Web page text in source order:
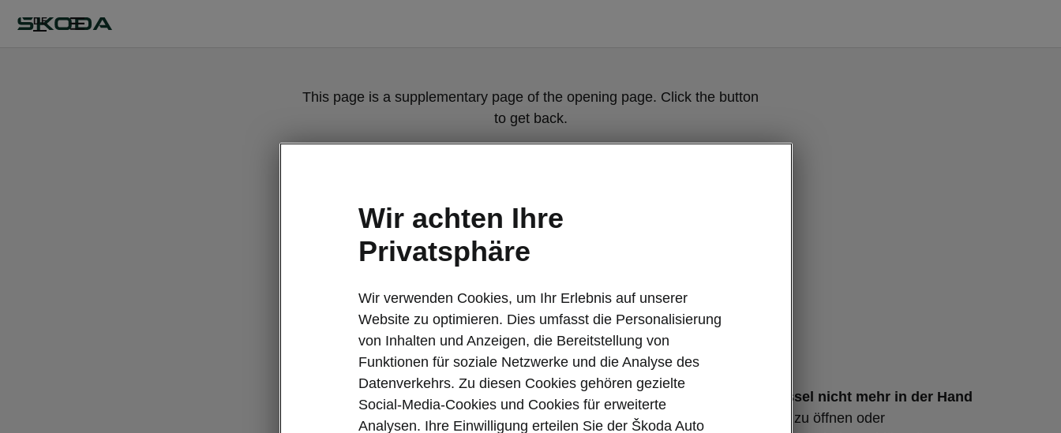
DE
This page is a supplementary page of the opening page. Click the button
to get back.
Škoda Scala – Komfort
KESSY
Siebrauchen Ihren Schlüssel nicht mehr in der Hand
zu halten , um Ihren Wagen zu öffnen oder
Wir achten Ihre
Privatsphäre
Wir verwenden Cookies, um Ihr Erlebnis auf unserer
Website zu optimieren. Dies umfasst die Personalisierung
von Inhalten und Anzeigen, die Bereitstellung von
Funktionen für soziale Netzwerke und die Analyse des
Datenverkehrs. Zu diesen Cookies gehören gezielte
Social-Media-Cookies und Cookies für erweiterte
Analysen. Ihre Einwilligung erteilen Sie der Škoda Auto